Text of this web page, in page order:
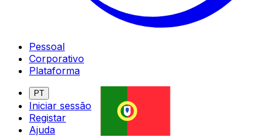
Pessoal
Corporativo
Plataforma
PT
Iniciar sessão
Registar
Ajuda